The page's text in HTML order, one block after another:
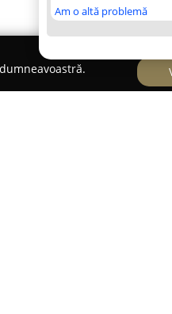
Am o altă problemă